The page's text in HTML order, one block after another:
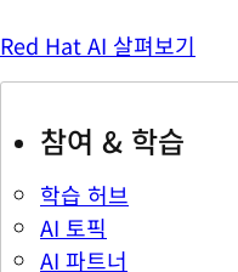
Red Hat AI 살펴보기
참여 & 학습
학습 허브
AI 토픽
AI 파트너